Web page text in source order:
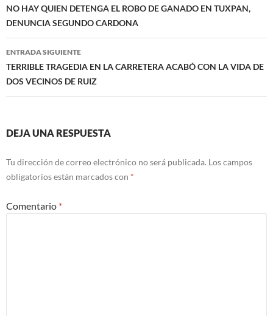
de
entradas
NO HAY QUIEN DETENGA EL ROBO DE GANADO EN TUXPAN,
DENUNCIA SEGUNDO CARDONA
ENTRADA SIGUIENTE
TERRIBLE TRAGEDIA EN LA CARRETERA ACABÓ CON LA VIDA DE
DOS VECINOS DE RUIZ
DEJA UNA RESPUESTA
Tu dirección de correo electrónico no será publicada. Los campos
obligatorios están marcados con *
Comentario *